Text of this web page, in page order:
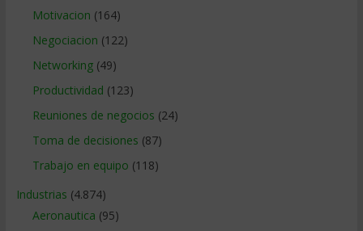
Motivacion (164)
Negociacion (122)
Networking(49)
Productividad (123)
Reuniones de negocios (24)
Toma de decisiones (87)
Trabajo en equipo (118)
Industrias (4.874)
Aeronautica (95)